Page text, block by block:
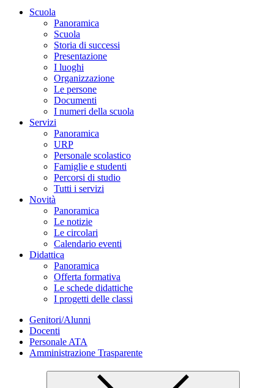
Scuola
Panoramica
Scuola
Storia di successi
Presentazione
I luoghi
Organizzazione
Le persone
Documenti
I numeri della scuola
Servizi
Panoramica
URP
Personale scolastico
Famiglie e studenti
Percorsi di studio
Tutti i servizi
Novità
Panoramica
Le notizie
Le circolari
Calendario eventi
Didattica
Panoramica
Offerta formativa
Le schede didattiche
I progetti delle classi
Genitori/Alunni
Docenti
Personale ATA
Amministrazione Trasparente